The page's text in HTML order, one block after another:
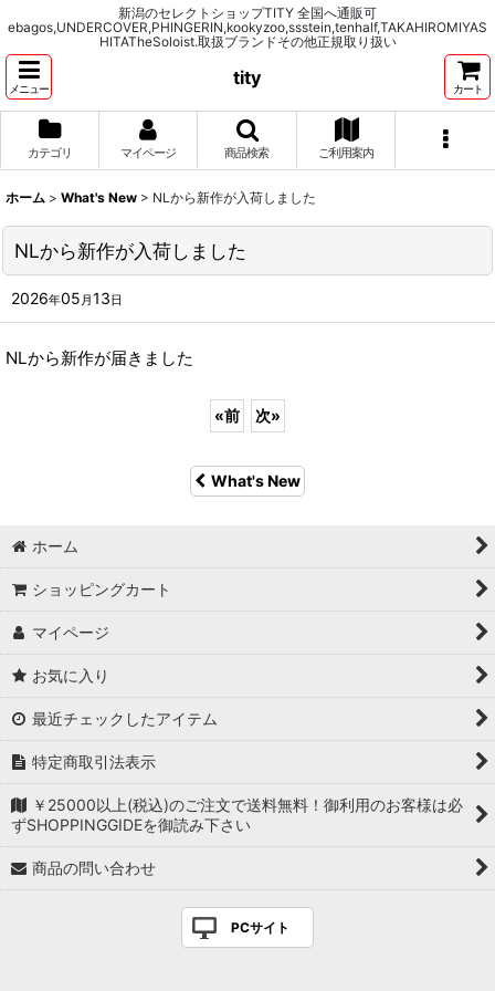
新潟のセレクトショップTITY 全国へ通販可
ebagos,UNDERCOVER,PHINGERIN,kookyzoo,ssstein,tenhalf,TAKAHIROMIYAS
HITATheSoloist.取扱ブランドその他正規取り扱い
メニュー
tity
カート
カテゴリ マイページ 商品検索 ご利用案内
ホーム > What's New > NLから新作が入荷しました
NLから新作が入荷しました
2026年05 月13日
NLから新作が届きました
«前 次»
What's New
ホーム
ショッピングカート
マイページ
お気に入り
最近チェックしたアイテム
特定商取引法表示
￥25000以上(税込)のご注文で送料無料！御利用のお客様は必
ずSHOPPINGGIDEを御読み下さい
商品の問い合わせ
PCサイト